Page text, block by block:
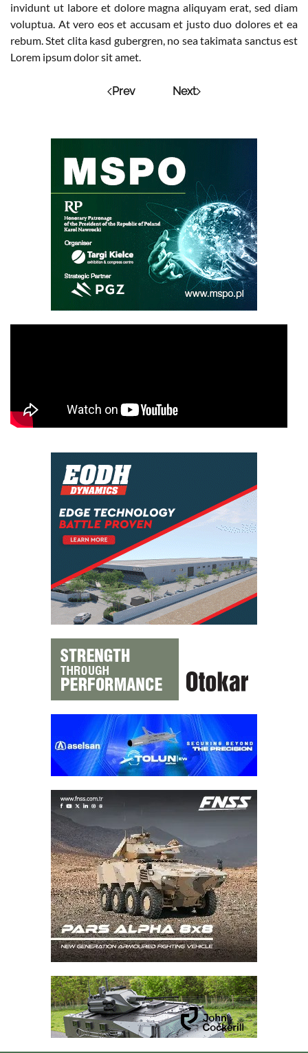
invidunt ut labore et dolore magna aliquyam erat, sed diam
voluptua. At vero eos et accusam et justo duo dolores et ea
rebum. Stet clita kasd gubergren, no sea takimata sanctus est
Lorem ipsum dolor sit amet.
Prev Next